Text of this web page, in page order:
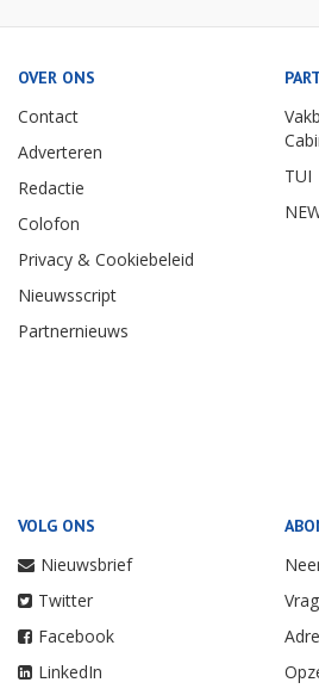
OVER ONS
Contact
Adverteren
Redactie
Colofon
Privacy & Cookiebeleid
Nieuwsscript
Partnernieuws
TUI
VOLG ONS
Nieuwsbrief
Twitter
Facebook
LinkedIn